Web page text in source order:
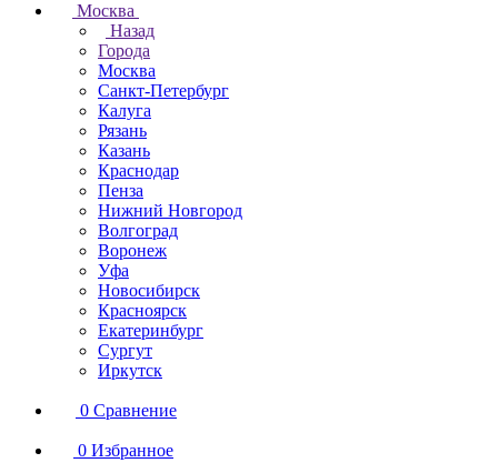
Москва
Назад
Города
Москва
Санкт-Петербург
Калуга
Рязань
Казань
Краснодар
Пенза
Нижний Новгород
Волгоград
Воронеж
Уфа
Новосибирск
Красноярск
Екатеринбург
Сургут
Иркутск
0 Сравнение
0 Избранное